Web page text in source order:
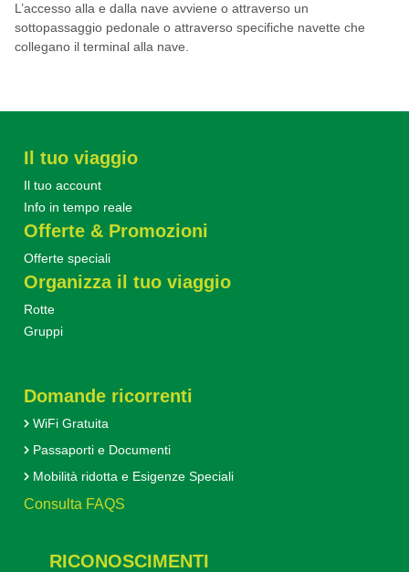
L’accesso alla e dalla nave avviene o attraverso un
sottopassaggio pedonale o attraverso specifiche navette che
collegano il terminal alla nave.
Il tuo viaggio
Il tuo account
Info in tempo reale
Offerte & Promozioni
Offerte speciali
Organizza il tuo viaggio
Rotte
Gruppi
Domande ricorrenti
WiFi Gratuita
Passaporti e Documenti
Mobilità ridotta e Esigenze Speciali
Consulta FAQS
RICONOSCIMENTI